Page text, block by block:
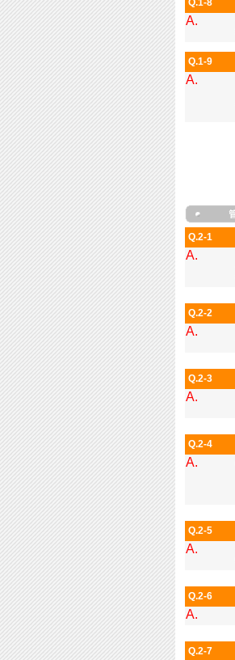
Q.1-8
A.
Q.1-9
A.
Q.2-1
A.
Q.2-2
A.
Q.2-3
A.
Q.2-4
A.
Q.2-5
A.
Q.2-6
A.
Q.2-7